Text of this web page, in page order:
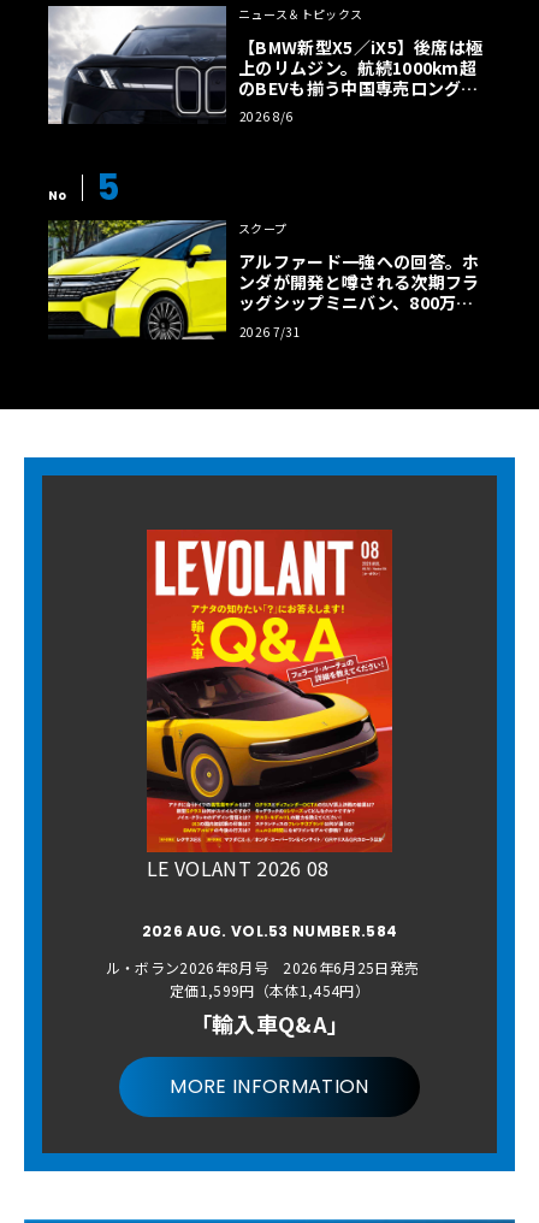
ニュース＆トピックス
【BMW新型X5／iX5】後席は極
上のリムジン。航続1000km超
のBEVも揃う中国専売ロング仕
様の全貌
2026 8/6
No 5
スクープ
アルファード一強への回答。ホ
ンダが開発と噂される次期フラ
ッグシップミニバン、800万円
超の勝算【予想CG】
2026 7/31
LE VOLANT 2026 08
2026 AUG. VOL.53 NUMBER.584
ル・ボラン2026年8月号 2026年6月25日発売
定価1,599円（本体1,454円）
「輸入車Q&A」
MORE INFORMATION